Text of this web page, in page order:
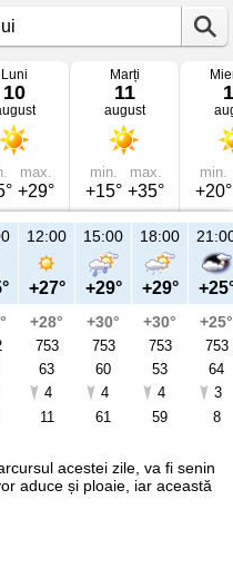
Luni
10
max.
+29°
Marți
11
august
min.
+15°
max.
+35°
min.
+20°
12:00
+27°
+28°
753
63
4
11
15:00
+29°
+30°
753
60
4
61
18:00
+29°
+30°
753
53
4
59
+25°
753
64
3
8
acestei zile, va fi senin
aduce și ploaie, iar această